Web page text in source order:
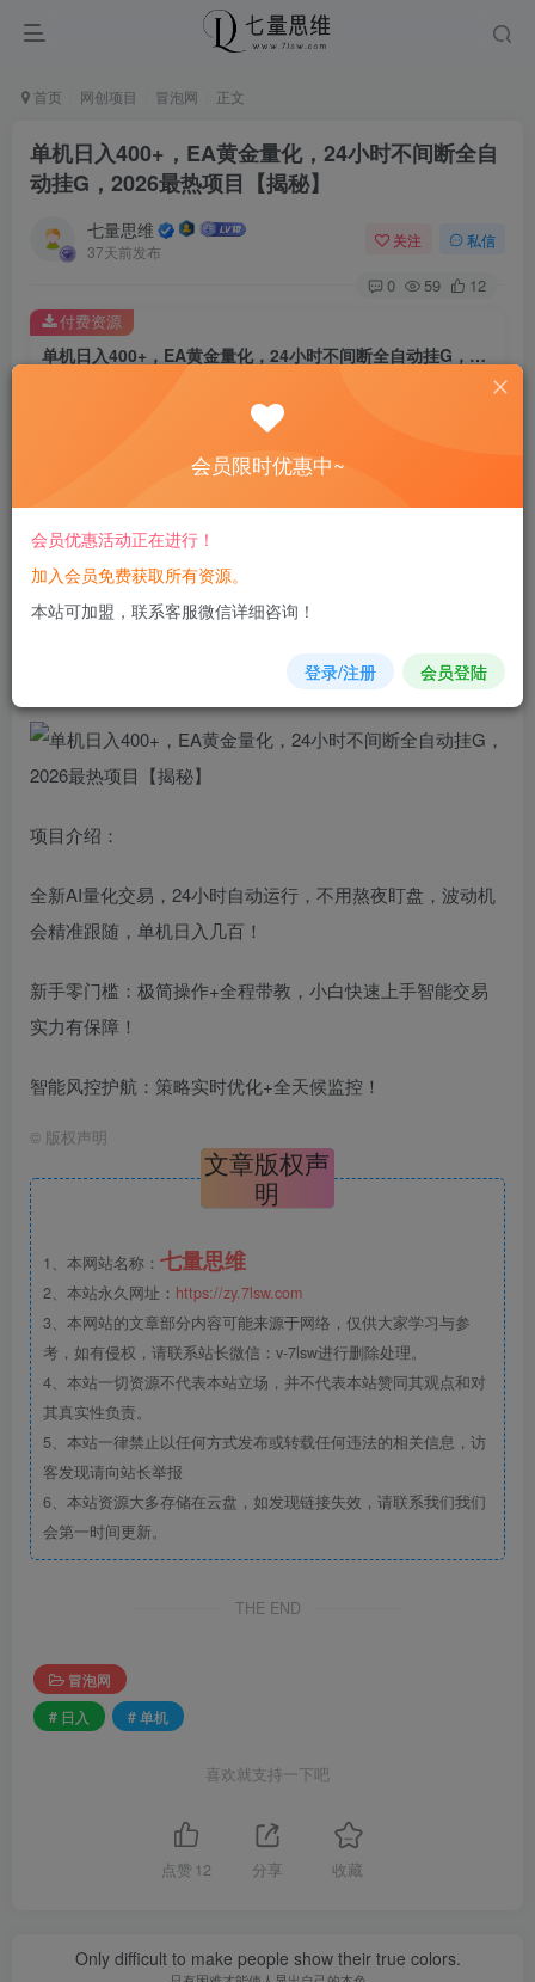
首页 网创项目 冒泡网 正文
单机日入400+，EA黄金量化，24小时不间断全自
动挂G，2026最热项目【揭秘】
七量思维
37天前发布
关注 私信
0 59 12
单机日入400+，EA黄金量化，24小时不间断全自动挂G，2026最热项目【揭秘】
8.8
免费
您当前未登录！建议登陆后购买，可保存购买订单
付费资源
项目介绍：
全新AI量化交易，24小时自动运行，不用熬夜盯盘，波动机
会精准跟随，单机日入几百！
新手零门槛：极简操作+全程带教，小白快速上手智能交易
实力有保障！
智能风控护航：策略实时优化+全天候监控！
© 版权声明
文章版权声
明
1、本网站名称： 七量思维
2、本站永久网址： https://zy.7lsw.com
3、本网站的文章部分内容可能来源于网络，仅供大家学习与参
考，如有侵权，请联系站长微信：v-7lsw进行删除处理。
4、本站一切资源不代表本站立场，并不代表本站赞同其观点和对
其真实性负责。
5、本站一律禁止以任何方式发布或转载任何违法的相关信息，访
客发现请向站长举报
6、本站资源大多存储在云盘，如发现链接失效，请联系我们我们
会第一时间更新。
THE END
冒泡网
# 日入
# 单机
喜欢就支持一下吧
点赞 12 分享 收藏
Only difficult to make people show their true colors.
会员限时优惠中~
会员优惠活动正在进行！
加入会员免费获取所有资源。
本站可加盟，联系客服微信详细咨询！
登录/注册 会员登陆